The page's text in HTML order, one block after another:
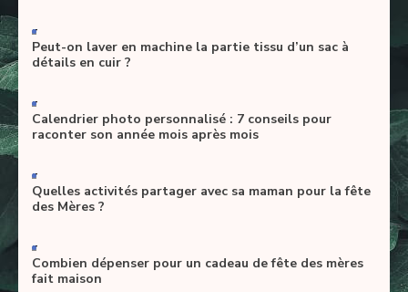
-
Peut-on laver en machine la partie tissu d’un sac à
détails en cuir ?
-
Calendrier photo personnalisé : 7 conseils pour
raconter son année mois après mois
-
Quelles activités partager avec sa maman pour la fête
des Mères ?
-
Combien dépenser pour un cadeau de fête des mères
fait maison